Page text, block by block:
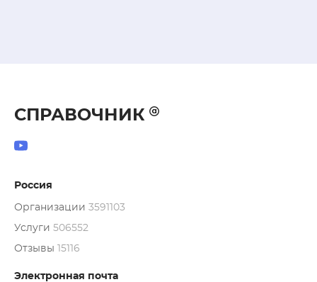
СПРАВОЧНИК
Россия
Организации 3591103
Услуги 506552
Отзывы 15116
Электронная почта